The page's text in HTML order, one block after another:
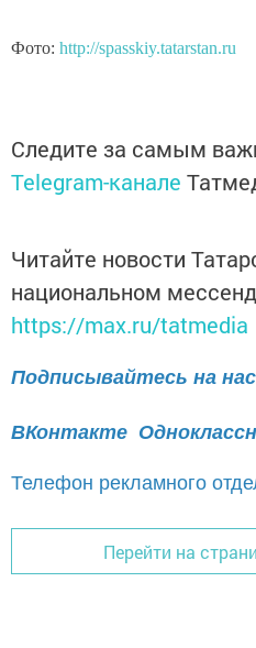
Фото: http://spasskiy.tatarstan.ru
Следите за самым
Telegram-канале
Читайте новости
национальном
https://max.ru/tatmedia
Подписывайтесь на
ВКонтакте
Телефон рекламного
Перейти на